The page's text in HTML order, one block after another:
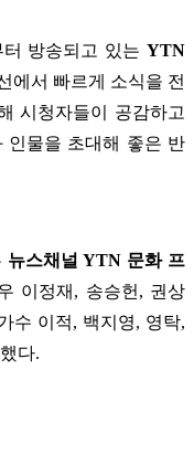
터 방송되고 있는 YTN
에서 빠르게 소식을 전
시청자들이 공감하고
인물을 초대해 좋은 반
뉴스채널 YTN 문화 프
이정재, 송승헌, 권상
수 이적, 백지영, 영탁,
다.